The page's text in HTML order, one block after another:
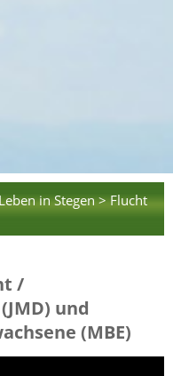
in Stegen > Flucht
/
und
(MBE)